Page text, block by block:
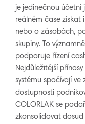
je jedinečnou účetní
reálném čase získat
nebo o zásobách,
skupiny. To
podporuje řízení
Nejdůležitější
systému spočívají ve
dostupnosti
COLORLAK se
zkonsolidovat